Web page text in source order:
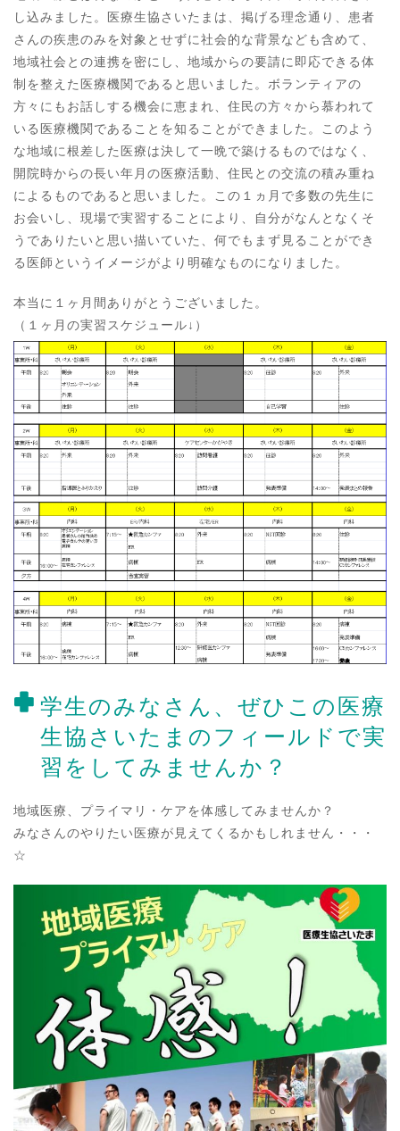
し込みました。医療生協さいたまは、掲げる理念通り、患者
さんの疾患のみを対象とせずに社会的な背景なども含めて、
地域社会との連携を密にし、地域からの要請に即応できる体
制を整えた医療機関であると思いました。ボランティアの
方々にもお話しする機会に恵まれ、住民の方々から慕われて
いる医療機関であることを知ることができました。このよう
な地域に根差した医療は決して一晩で築けるものではなく、
開院時からの長い年月の医療活動、住民との交流の積み重ね
によるものであると思いました。この１ヵ月で多数の先生に
お会いし、現場で実習することにより、自分がなんとなくそ
うでありたいと思い描いていた、何でもまず見ることができ
る医師というイメージがより明確なものになりました。
本当に１ヶ月間ありがとうございました。
（１ヶ月の実習スケジュール↓）
学生のみなさん、ぜひこの医療
生協さいたまのフィールドで実
習をしてみませんか？
地域医療、プライマリ・ケアを体感してみませんか？
みなさんのやりたい医療が見えてくるかもしれません・・・
☆